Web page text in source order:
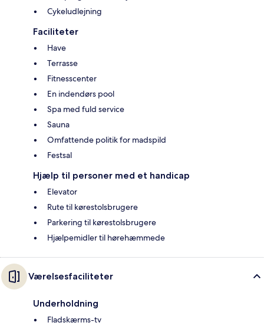
Cykeludlejning
Faciliteter
Have
Terrasse
Fitnesscenter
En indendørs pool
Spa med fuld service
Sauna
Omfattende politik for madspild
Festsal
Hjælp til personer med et handicap
Elevator
Rute til kørestolsbrugere
Parkering til kørestolsbrugere
Hjælpemidler til hørehæmmede
Værelsesfaciliteter
Underholdning
Fladskærms-tv